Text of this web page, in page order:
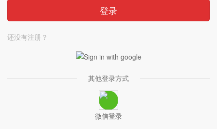
登录
还没有注册？
其他登录方式
微信登录